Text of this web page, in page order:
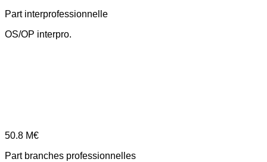
Part interprofessionnelle
OS/OP interpro.
50.8 M€
Part branches professionnelles